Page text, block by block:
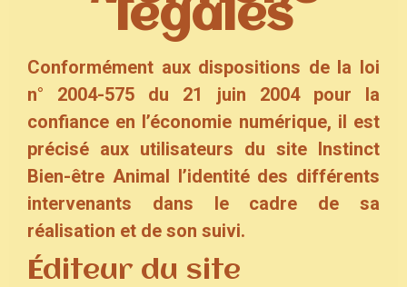
légales
Conformément aux dispositions de la loi
n° 2004-575 du 21 juin 2004 pour la
confiance en l’économie numérique, il est
précisé aux utilisateurs du site Instinct
Bien-être Animal l’identité des différents
intervenants dans le cadre de sa
réalisation et de son suivi.
Éditeur du site